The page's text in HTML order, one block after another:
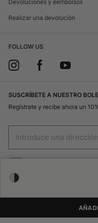
Devoluciones y eembolsos
Realizar una devoluciòn
FOLLOW US
SUSCRÍBETE A NUESTRO
Regístrate y recibe ahora un
Autorizo el tratamiento de